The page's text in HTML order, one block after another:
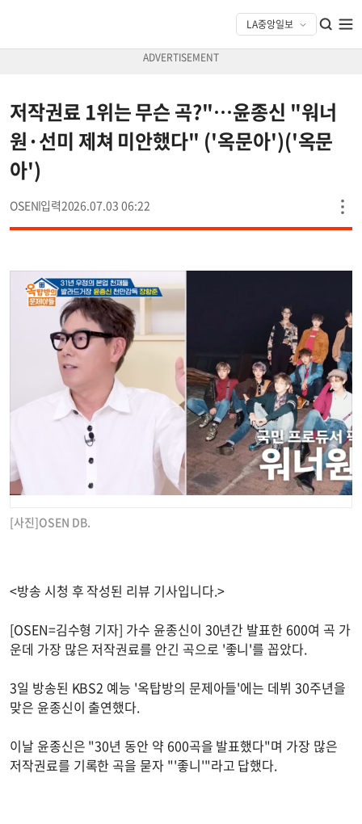
저작권료 1위는 무슨 곡?"…윤종신 "워너
원·선미 제쳐 미안했다" ('옥문아')('옥문
아')
OSEN 2026.07.03 06:22
[사진]OSEN DB.
<방송 시청 후 작성된 리뷰 기사입니다.>
[OSEN=김수형 기자] 가수 윤종신이 30년간 발표한 600여 곡 가
운데 가장 많은 저작권료를 안긴 곡으로 '좋니'를 꼽았다.
3일 방송된 KBS2 예능 '옥탑방의 문제아들'에는 데뷔 30주년을
맞은 윤종신이 출연했다.
이날 윤종신은 "30년 동안 약 600곡을 발표했다"며 가장 많은
저작권료를 기록한 곡을 묻자 "'좋니'"라고 답했다.